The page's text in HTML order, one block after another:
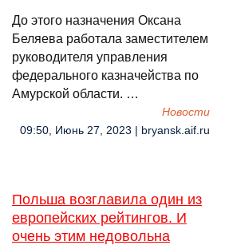
До этого назначения Оксана
Беляева работала заместителем
руководителя управления
федерального казначейства по
Амурской области. …
Новости
09:50, Июнь 27, 2023 | bryansk.aif.ru
Польша возглавила один из
европейских рейтингов. И
очень этим недовольна